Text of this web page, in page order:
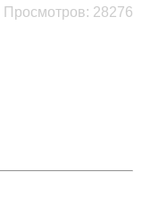
Просмотров: 28276